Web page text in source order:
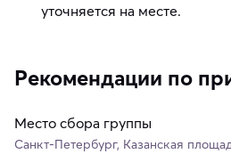
уточняется на месте.
Рекомендации по
Место сбора группы
Санкт-Петербург, Казанская